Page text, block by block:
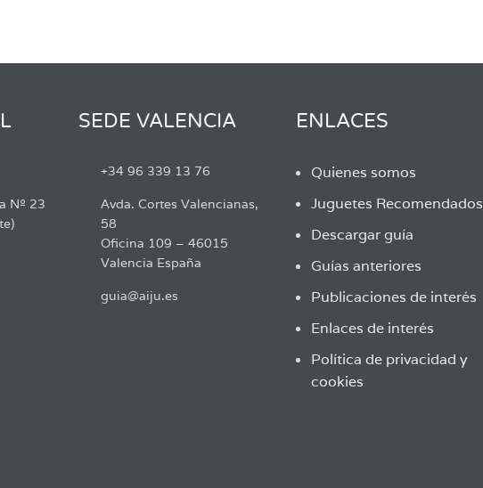
Nº 23
SEDE VALENCIA
+34 96 339 13 76
Avda. Cortes Valencianas,
58
Oficina 109 – 46015
Valencia España
guia@aiju.es
ENLACES
Quienes somos
Juguetes Recomendados
Descargar guía
Guías anteriores
Publicaciones de interés
Enlaces de interés
Política de privacidad y
cookies